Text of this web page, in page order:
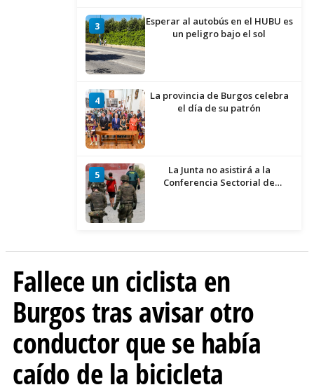
3
Esperar al autobús en el HUBU es
un peligro bajo el sol
4
La provincia de Burgos celebra
el día de su patrón
5
La Junta no asistirá a la
Conferencia Sectorial de
Fallece un ciclista en
Burgos tras avisar otro
conductor que se había
caído de la bicicleta